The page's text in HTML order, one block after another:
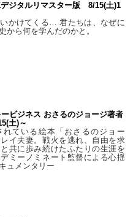
ジタルリマスター版 8/15(土)1
かけてくる… 君たちは、なぜに
から何を学んだのかと。
ビジネス おさるのジョージ著者
土)～
れている絵本「おさるのジョー
イ夫妻。戦火を逃れ、自由を求
共に歩み続けたふたりの生涯を
ミーノミネート監督による心揺
ュメンタリー